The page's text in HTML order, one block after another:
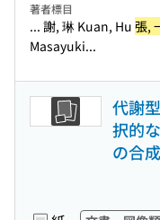
著者標目
... 謝, 琳 Kuan, Hu 張,
Masayuki...
代謝
択的
の合